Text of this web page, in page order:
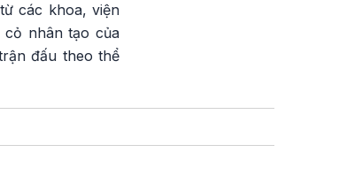
các khoa, viện
cỏ nhân tạo của
đấu theo thể